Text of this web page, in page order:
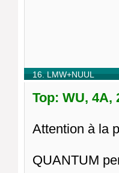
16. LMW+NUUL
Top: WU, 4A,
Attention à la
QUANTUM